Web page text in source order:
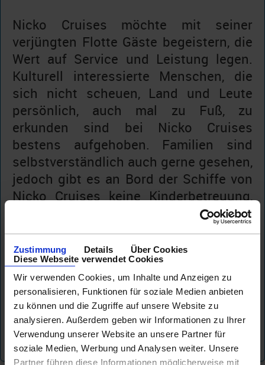
Zustimmung Details
Über Cookies
Diese Webseite verwendet Cookies
Wir verwenden Cookies, um Inhalte und Anzeigen zu
personalisieren, Funktionen für soziale Medien anbieten
zu können und die Zugriffe auf unsere Website zu
analysieren. Außerdem geben wir Informationen zu Ihrer
Verwendung unserer Website an unsere Partner für
soziale Medien, Werbung und Analysen weiter. Unsere
Partner führen diese Informationen möglicherweise mit
Nicko Cruises möchte mit seiner
verjüngten Flotte Gäste begeistern, die
Wert auf Service und Leistung legen.
Kulturell interessierte Menschen, die
sich nicht scheuen, Land und Leute
persönlich, auch mal zu Fuß, zu
erkunden sind bei Nicko Cruises
bestens aufgehoben. Familien sind
selbstverständlich auch gerne gesehen,
jedoch gibt es an Bord der Schiffe von
Nicko Cruises keine Kinderbetreuung,
wie bei anderen Veranstaltern und das
Durchschnittsalter liegt im Bereich der
Best-Ager. Die Flotte von Nicko Cruises
ist nach der jüngsten Modernisierung
auf einem überwiegenden 4-Sterne-
Niveau und möchte den Gästen für den
Reisepreis definitiv etwas bieten.